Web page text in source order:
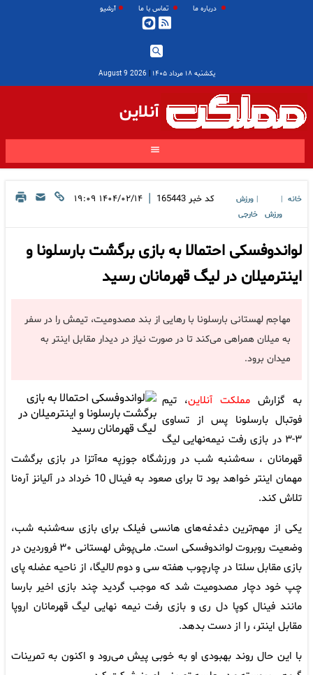
درباره ما تماس با ما آرشیو
یکشنبه ۱۸ مرداد ۱۴۰۵ |
2026 August 9
آنلاین
خانه
ورزش
ورزش
خارجی
کد خبر 165443
| ۱۴۰۴/۰۲/۱۴ ۱۹:۰۹
لواندوفسکی احتمالا به بازی برگشت بارسلونا و
اینترمیلان در لیگ قهرمانان رسید
مهاجم لهستانی بارسلونا با رهایی از بند مصدومیت، تیمش را در سفر
به میلان همراهی می‌کند تا در صورت نیاز در دیدار مقابل اینتر به
میدان برود.
به گزارش مملکت آنلاین، تیم
فوتبال بارسلونا پس از تساوی
۳-۳ در بازی رفت نیمه‌نهایی لیگ
قهرمانان ، سه‌شنبه شب در ورزشگاه جوزپه مه‌آتزا در بازی برگشت
مهمان اینتر خواهد بود تا برای صعود به فینال 10 خرداد در آلیانز آره‌نا
تلاش کند.
یکی از مهم‌ترین دغدغه‌های هانسی فیلک برای بازی سه‌شنبه شب،
وضعیت روبروت لواندوفسکی است. ملی‌پوش لهستانی ۳۰ فروردین در
بازی مقابل سلتا در چارچوب هفته سی و دوم لالیگا، از ناحیه عضله پای
چپ خود دچار مصدومیت شد که موجب گردید چند بازی اخیر بارسا
مانند فینال کوپا دل ری و بازی رفت نیمه نهایی لیگ قهرمانان اروپا
مقابل اینتر، را از دست بدهد.
با این حال روند بهبودی او به خوبی پیش می‌رود و اکنون به تمرینات